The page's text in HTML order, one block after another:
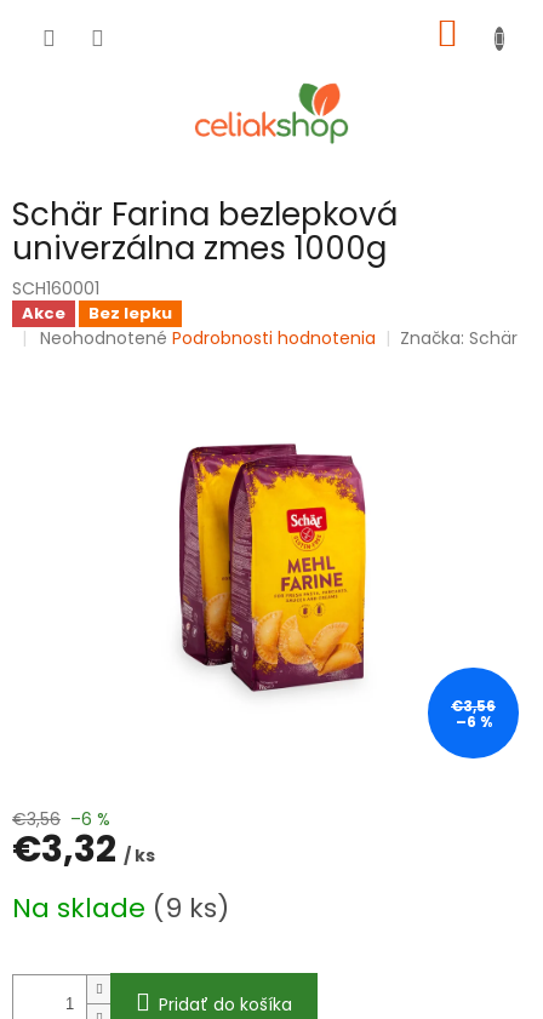
KOŠÍK
Schär Farina bezlepková
univerzálna zmes 1000g
SCH160001
Akce Bez lepku
Priemerné
Neohodnotené Podrobnosti hodnotenia Značka: Schär
€3,56
–6 %
€3,56 –6 %
€3,32 / ks
cena:
Na sklade (9 ks)
Pridať do košíka